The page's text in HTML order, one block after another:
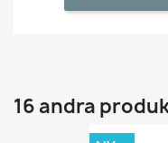
16 andra